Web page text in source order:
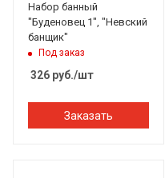
Набор банный
"Буденовец 1", "Невский
банщик"
Под заказ
326 руб./шт
Заказать